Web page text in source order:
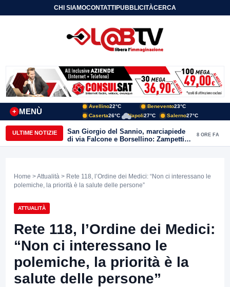
CHI SIAMOCONTATTIPUBBLICITÀCERCA
MENÙ
+
Avellino22°C Benevento23°C
Caserta26°C Napoli27°C Salerno27°C
ULTIME NOTIZIE
San Giorgio del Sannio, marciapiede
di via Falcone e Borsellino: Zampetti e
Lombardi replicano alle polemiche
8 ORE FA
Home >Attualità > Rete 118, l’Ordine dei Medici: “Non ci interessano le
polemiche, la priorità è la salute delle persone”
ATTUALITÀ
Rete 118, l’Ordine dei Medici:
“Non ci interessano le
polemiche, la priorità è la
salute delle persone”